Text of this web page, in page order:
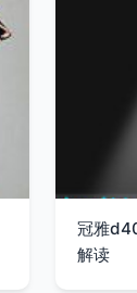
冠雅
解读